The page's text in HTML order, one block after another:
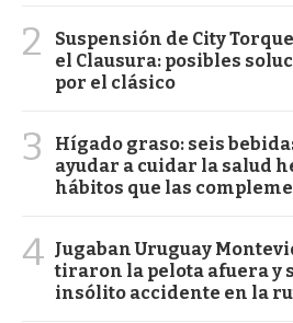
2
Suspensión de City
el Clausura: posibles
por el clásico
3
Hígado graso: seis
ayudar a cuidar la salud
hábitos que las
4 Jugaban Uruguay
tiraron la pelota afuera y
insólito accidente en la